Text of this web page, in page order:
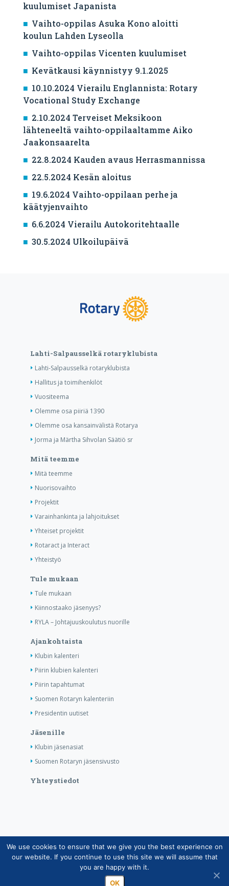
kuulumiset Japanista
Vaihto-oppilas Asuka Kono aloitti
koulun Lahden Lyseolla
Vaihto-oppilas Vicenten kuulumiset
Kevätkausi käynnistyy 9.1.2025
10.10.2024 Vierailu Englannista: Rotary
Vocational Study Exchange
2.10.2024 Terveiset Meksikoon
lähteneeltä vaihto-oppilaaltamme Aiko
Jaakonsaarelta
22.8.2024 Kauden avaus Herrasmannissa
22.5.2024 Kesän aloitus
19.6.2024 Vaihto-oppilaan perhe ja
käätyjenvaihto
6.6.2024 Vierailu Autokoritehtaalle
30.5.2024 Ulkoilupäivä
Lahti-Salpausselkä rotaryklubista
Lahti-Salpausselkä rotaryklubista
Hallitus ja toimihenkilöt
Vuositeema
Olemme osa piiriä 1390
Olemme osa kansainvälistä Rotarya
Jorma ja Märtha Sihvolan Säätiö sr
Mitä teemme
Mitä teemme
Nuorisovaihto
Projektit
Varainhankinta ja lahjoitukset
Yhteiset projektit
Rotaract ja Interact
Yhteistyö
Tule mukaan
Tule mukaan
Kiinnostaako jäsenyys?
RYLA – Johtajuuskoulutus nuorille
Ajankohtaista
Klubin kalenteri
Piirin klubien kalenteri
Piirin tapahtumat
Suomen Rotaryn kalenteriin
Presidentin uutiset
Jäsenille
Klubin jäsenasiat
Suomen Rotaryn jäsensivusto
Yhteystiedot
Copyright © Suomen Rotarypalvelu ry 2026 |
Jäsentietojärjestelmän tietosuojaseloste|Henkilötietojen
käsittely Rotarytoiminnassa
We use cookies to ensure that we give you the best experience on
our website. If you continue to use this site we will assume that
you are happy with it.
OK